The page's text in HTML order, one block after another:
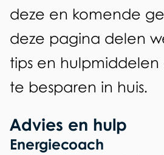
e
n
o
deze en komende
deze pagina delen
tips en
te besparen in huis.
Advies en hulp
Energiecoach